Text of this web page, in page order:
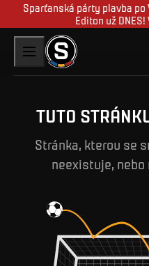
Sparťanská párty plavba po
Editon už
TUTO
Stránka, kterou se
neexistuje, nebo